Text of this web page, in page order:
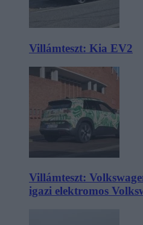
Villámteszt: Kia EV2
Villámteszt:
igazi elektromos